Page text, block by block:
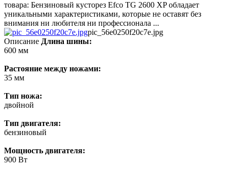
товара: Бензиновый кусторез Efco TG 2600 XP обладает
уникальными характеристиками, которые не оставят без
внимания ни любителя ни профессионала ...
pic_56e0250f20c7e.jpg
Описание Длина шины:
600 мм
Растояние между ножами:
35 мм
Тип ножа:
двойной
Тип двигателя:
бензиновый
Мощность двигателя:
900 Вт